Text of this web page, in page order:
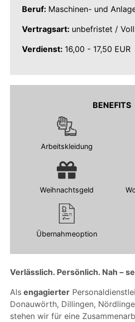
Verlässlich. Persönlich. Nah –
Als engagierter
Donauwörth, Dillingen,
stehen wir für eine
Beruf: Maschinen- und
Vertragsart: unbefristet /
Verdienst: 16,00 - 17,50 EUR
BENEFITS
Arbeitskleidung
Weihnachtsgeld
Übernahmeoption